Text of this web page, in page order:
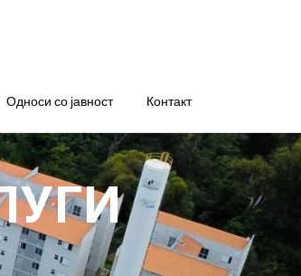
Односи со јавност Контакт